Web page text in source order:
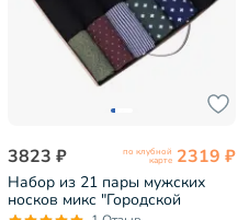
3823 ₽ по клубной
карте 2319 ₽
Набор из 21 пары мужских
носков микс "Городской